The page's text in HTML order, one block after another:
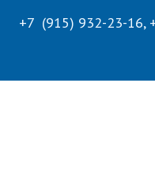
+7 (915) 932-23-16,